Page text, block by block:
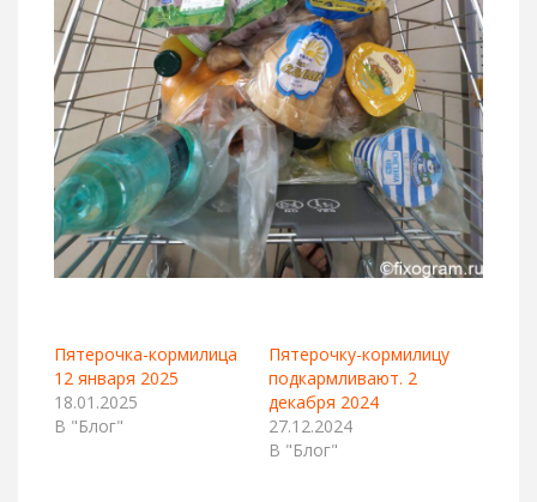
Пятерочка-кормилица
12 января 2025
18.01.2025
В "Блог"
Пятерочку-кормилицу
подкармливают. 2
декабря 2024
27.12.2024
В "Блог"